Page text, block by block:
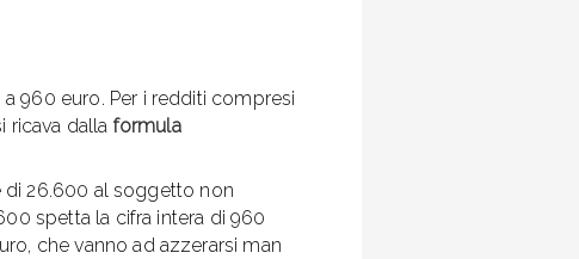
960 euro. Per i redditi compresi
ricava dalla formula
di 26.600 al soggetto non
spetta la cifra intera di 960
che vanno ad azzerarsi man